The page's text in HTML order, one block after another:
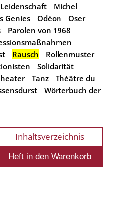
Leidenschaft
Michel
Genies Odéon
Oser
Parolen von 1968
Rausch
Rollenmuster
Solidarität
Tanz
Théâtre du
Wörterbuch der
Inhaltsverzeichnis